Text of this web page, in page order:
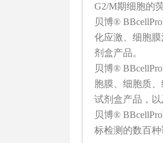
G2/M期细胞的
贝博®
化应激、细胞
剂盒产品。
贝博®
胞膜、细胞质
试剂盒产品，
贝博®
标检测的数百种